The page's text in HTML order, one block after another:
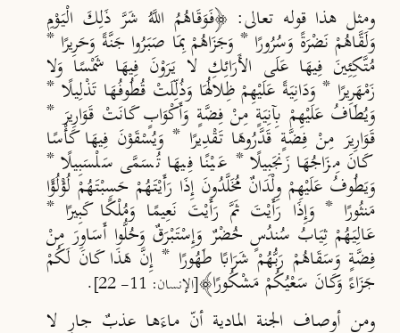
ومثل هذا قوله تعالى: ﴿فَوَقَاهُمُ اللَّهُ شَرَّ ذَلِكَ الْيَوْمِ
وَلَقَّاهُمْ نَضْرَةً وَسُرُورًا * وَجَزَاهُمْ بِمَا صَبَرُوا جَنَّةً وَحَرِيرًا *
مُتَّكِئِينَ فِيهَا عَلَى الأَرَائِكِ لا يَرَوْنَ فِيهَا شَمْسًا وَلا
زَمْهَرِيرًا * وَدَانِيَةً عَلَيْهِمْ ظِلالُهَا وَذُلِّلَتْ قُطُوفُهَا تَذْلِيلًا *
وَيُطَافُ عَلَيْهِمْ بِآنِيَةٍ مِنْ فِضَّةٍ وَأَكْوَابٍ كَانَتْ قَوَارِيرَ *
قَوَارِيرَ مِنْ فِضَّةٍ قَدَّرُوهَا تَقْدِيرًا * وَيُسْقَوْنَ فِيهَا كَأْسًا
كَانَ مِزَاجُهَا زَنجَبِيلًا * عَيْنًا فِيهَا تُسَمَّى سَلْسَبِيلًا *
وَيَطُوفُ عَلَيْهِمْ وِلْدَانٌ مُخَلَّدُونَ إِذَا رَأَيْتَهُمْ حَسِبْتَهُمْ لُؤْلُؤًا
مَنثُورًا * وَإِذَا رَأَيْتَ ثَمَّ رَأَيْتَ نَعِيمًا وَمُلْكًا كَبِيرًا *
عَالِيَهُمْ ثِيَابُ سُندُسٍ خُضْرٌ وَإِسْتَبْرَقٌ وَحُلُّوا أَسَاوِرَ مِنْ
فِضَّةٍ وَسَقَاهُمْ رَبُّهُمْ شَرَابًا طَهُورًا * إِنَّ هَذَا كَانَ لَكُمْ
جَزَاءً وَكَانَ سَعْيُكُمْ مَشْكُورًا﴾[الإنسان: 11- 22] .
ومن أوصاف الجنة المادية أنّ ماءَها عذبٌ جارٍ لا